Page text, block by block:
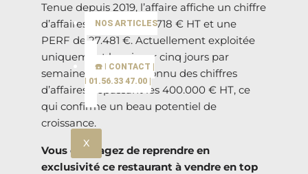
NOS ARTICLES
☎️ | CONTACT |
| 01.56.33 47.00 |
X
Tenue depuis 2019, l’affaire affiche un chiffre
d’affaires 2024 de 308.718 € HT et une
PERF de 27.481 €. Actuellement exploitée
uniquement le soir sur cinq jours par
semaine, elle a déjà connu des chiffres
d’affaires dépassant les 400.000 € HT, ce
qui confirme un beau potentiel de
croissance.
Vous envisagez de reprendre en
exclusivité ce restaurant à vendre en top